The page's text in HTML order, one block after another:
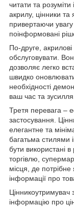
читати та
акрилу, цінники
привертаючи
поінформовані
По-друге, акрилові
обслуговувати.
дозволяє легко
швидко
необхідності
ваш час та
Третя перевага –
застосування.
елегантне та
багатьма стилями
бути використані
торгівлю,
місця, де
інформації про
інформацію про